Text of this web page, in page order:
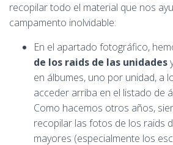
recopilar todo el material que nos
campamento inolvidable:
En el apartado fotográfico,
de los raids de las unidades
en álbumes, uno por unidad, a
acceder arriba en el listado de
Como hacemos otros años,
recopilar las fotos de los raids
mayores (especialmente los